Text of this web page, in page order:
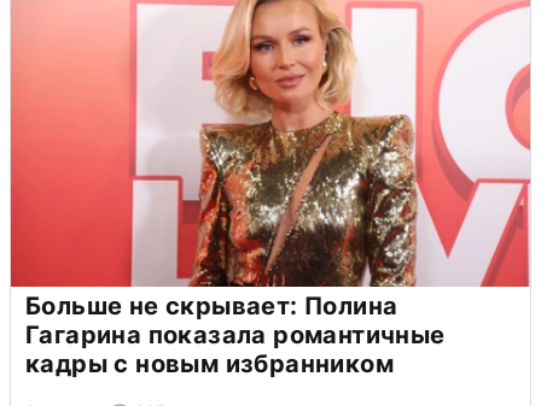
Больше не скрывает: Полина
Гагарина показала романтичные
кадры с новым избранником